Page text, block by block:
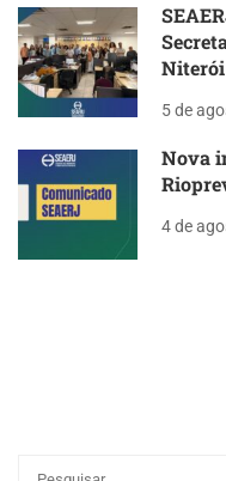
Niterói
5 de
Nova
4 de